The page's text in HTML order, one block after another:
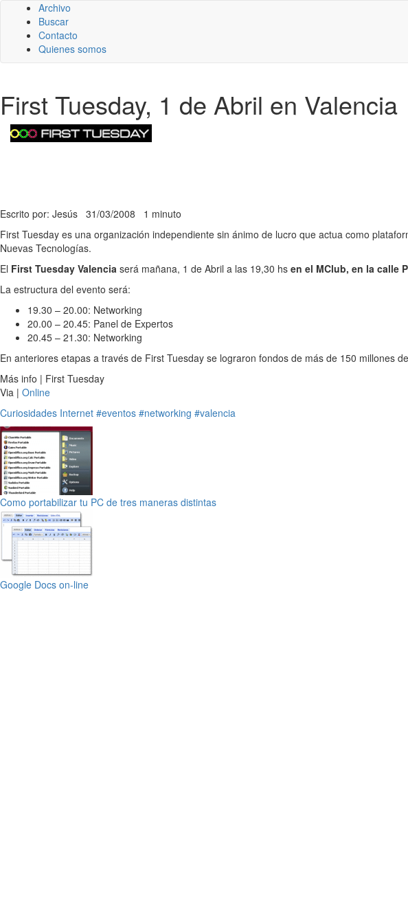
Archivo
Buscar
Contacto
Quienes somos
First Tuesday, 1 de Abril en Valencia
Escrito por: Jesús 31/03/2008 1 minuto
First Tuesday es una organización independiente sin ánimo de lucro que actua como
Nuevas Tecnologías.
El First Tuesday Valencia será mañana, 1 de Abril a las 19,30 hs en el MClub, en la calle
La estructura del evento será:
19.30 – 20.00: Networking
20.00 – 20.45: Panel de Expertos
20.45 – 21.30: Networking
En anteriores etapas a través de First Tuesday se lograron fondos de más de 150 millones
Más info | First Tuesday
Via | Online
Curiosidades Internet #eventos #networking #valencia
Como portabilizar tu PC de tres maneras distintas
Google Docs on-line